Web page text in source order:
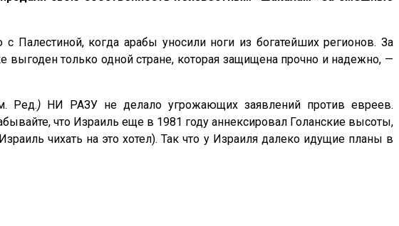
Палестиной, когда арабы уносили ноги из богатейших регионов. За
только одной стране, которая защищена прочно и надежно, —
Ред.) НИ РАЗУ не делало угрожающих заявлений против евреев.
что Израиль еще в 1981 году аннексировал Голанские высоты,
чихать на это хотел). Так что у Израиля далеко идущие планы в